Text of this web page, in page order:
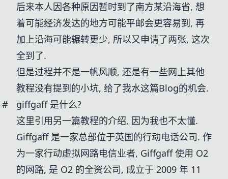
后来本人因各种原因暂时到了南方某沿海省, 想
着可能经济发达的地方可能平邮会更容易到, 再
加上沿海可能辗转更少, 所以又申请了两张, 这次
全到了.
但是过程并不是一帆风顺, 还是有一些网上其他
教程没有提到的小坑, 给了我水这篇Blog的机会.
#
giffgaff 是什么?
这里引用另一篇教程的介绍, 因为我也不太懂.
Giffgaff 是一家总部位于英国的行动电话公司. 作
为一家行动虚拟网路电信业者, Giffgaff 使用 O2
的网路, 是 O2 的全资公司, 成立于 2009 年 11